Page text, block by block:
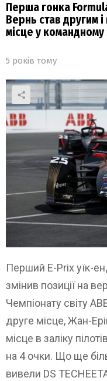
Перша гонка
Вернь став другим і
місце у командному
5 років тому
Перший E-Prix уїк-
змінив позиції на
Чемпіонату світу
друге місце, Жан-
місце в заліку
на 4 очки. Що ще
вивели DS